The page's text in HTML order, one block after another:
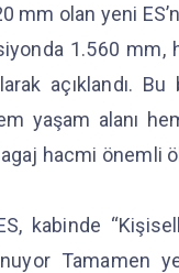
mm olan yeni
1.560 mm,
açıklandı.
yaşam alanı
hacmi önemli
kabinde
Tamamen